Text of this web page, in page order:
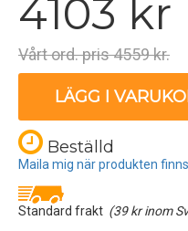
4103 kr
Vårt ord. pris 4559 kr.
LÄGG I
Beställd
Maila mig när produkten
Standard frakt (39 kr inom